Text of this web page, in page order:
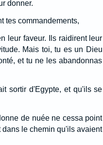
donner.
tes commandements,
leur faveur. Ils raidirent leur
Mais toi, tu es un Dieu
et tu ne les abandonnas
sortir d'Egypte, et qu'ils se
de nuée ne cessa point
le chemin qu'ils avaient